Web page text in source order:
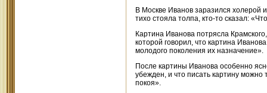
В Москве Иванов заразился холерой
тихо стояла толпа, кто-то сказал:
Картина Иванова потрясла
которой говорил, что картина
молодого поколения их назначение».
После картины Иванова особенно
убежден, и что писать картину можно
покоя».